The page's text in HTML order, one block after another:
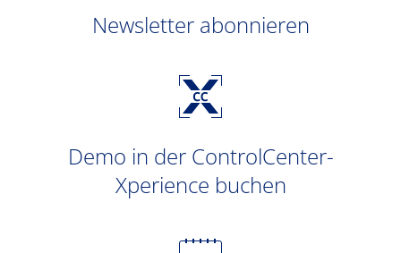
Newsletter abonnieren
Demo in der ControlCenter-
Xperience buchen